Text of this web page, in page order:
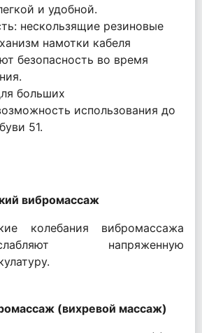
и удобной.
нескользящие резиновые
намотки кабеля
безопасность во время
больших
использования до
51.
вибромассаж
колебания вибромассажа
напряженную
(вихревой массаж)